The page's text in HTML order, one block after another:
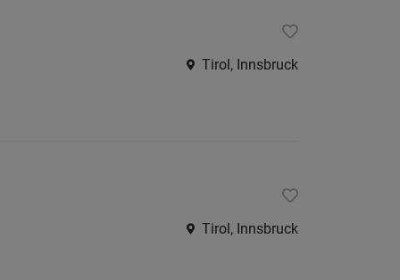
Tirol, Innsbruck
Tirol, Innsbruck